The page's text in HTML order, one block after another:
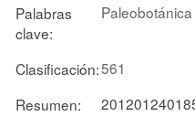
Palabras
clave:
Paleobotánica
Clasificación:561
Resumen: